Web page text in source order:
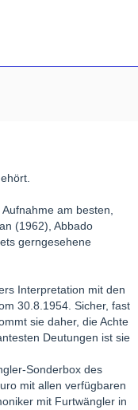
am besten,
(1962), Abbado
gerngesehene
Interpretation mit den
30.8.1954. Sicher, fast
sie daher, die Achte
Deutungen ist sie
Sonderbox des
mit allen verfügbaren
mit Furtwängler in